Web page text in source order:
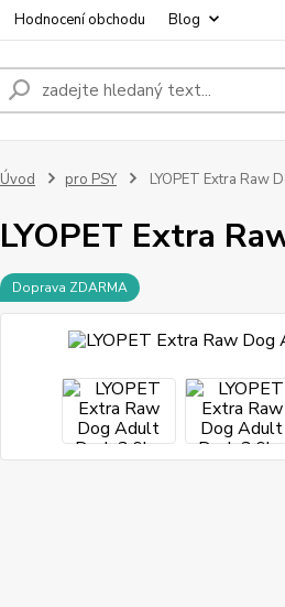
Hodnocení obchodu Blog
Úvod pro PSY LYOPET Extra Raw
LYOPET Extra
Doprava ZDARMA